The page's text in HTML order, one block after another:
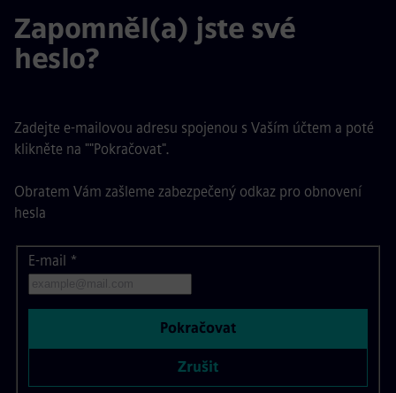
Zapomněl(a) jste své
heslo?
Zadejte e-mailovou adresu spojenou s Vaším účtem a poté
klikněte na ""Pokračovat".
Obratem Vám zašleme zabezpečený odkaz pro obnovení
hesla
Obnovit heslo pomocí e-mailu
E-mail *
Zrušit
Pokračovat